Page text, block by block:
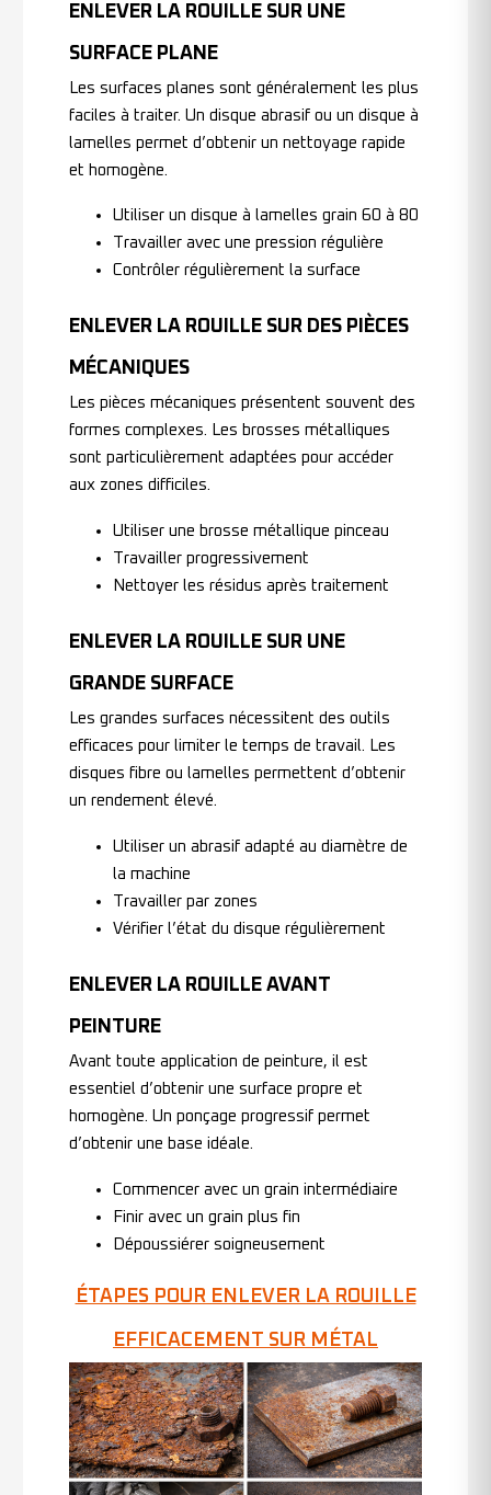
ENLEVER LA ROUILLE SUR UNE
SURFACE PLANE
Les surfaces planes sont généralement les plus
faciles à traiter. Un disque abrasif ou un disque à
lamelles permet d’obtenir un nettoyage rapide
et homogène.
Utiliser un disque à lamelles grain 60 à 80
Travailler avec une pression régulière
Contrôler régulièrement la surface
ENLEVER LA ROUILLE SUR DES PIÈCES
MÉCANIQUES
Les pièces mécaniques présentent souvent des
formes complexes. Les brosses métalliques
sont particulièrement adaptées pour accéder
aux zones difficiles.
Utiliser une brosse métallique pinceau
Travailler progressivement
Nettoyer les résidus après traitement
ENLEVER LA ROUILLE SUR UNE
GRANDE SURFACE
Les grandes surfaces nécessitent des outils
efficaces pour limiter le temps de travail. Les
disques fibre ou lamelles permettent d’obtenir
un rendement élevé.
Utiliser un abrasif adapté au diamètre de
la machine
Travailler par zones
Vérifier l’état du disque régulièrement
ENLEVER LA ROUILLE AVANT
PEINTURE
Avant toute application de peinture, il est
essentiel d’obtenir une surface propre et
homogène. Un ponçage progressif permet
d’obtenir une base idéale.
Commencer avec un grain intermédiaire
Finir avec un grain plus fin
Dépoussiérer soigneusement
ÉTAPES POUR ENLEVER LA ROUILLE
EFFICACEMENT SUR MÉTAL